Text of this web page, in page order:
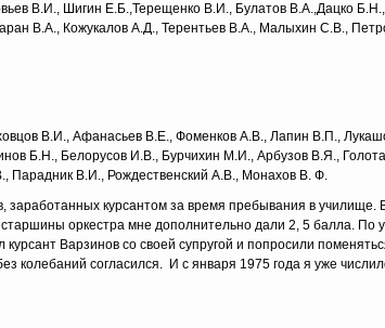
В.И., Шигин Е.Б.,Терещенко В.И., Булатов В.А.,Дацко
В.А., Кожукалов А.Д., Терентьев В.А., Малыхин С.В.,
В.И., Афанасьев В.Е., Фоменков А.В., Лапин В.П.,
Б.Н., Белорусов И.В., Бурчихин М.И., Арбузов В.Я.,
Парадник В.И., Рождественский А.В., Монахов В. Ф.
курсантом за время пребывания в училище.
оркестра мне дополнительно дали 2, 5 балла. По
Варзинов со своей супругой и попросили
колебаний согласился. И с января 1975 года я уже